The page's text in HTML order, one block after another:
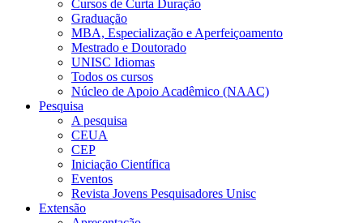
Cursos de Curta Duração
Graduação
MBA, Especialização e Aperfeiçoamento
Mestrado e Doutorado
UNISC Idiomas
Todos os cursos
Núcleo de Apoio Acadêmico (NAAC)
Pesquisa
A pesquisa
CEUA
CEP
Iniciação Científica
Eventos
Revista Jovens Pesquisadores Unisc
Extensão